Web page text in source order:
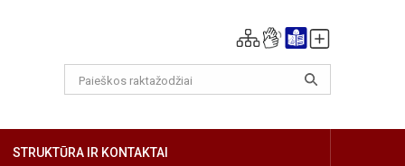
STRUKTŪRA IR KONTAKTAI